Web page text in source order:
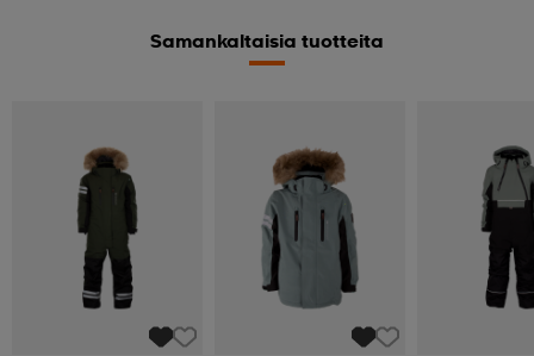
Samankaltaisia tuotteita